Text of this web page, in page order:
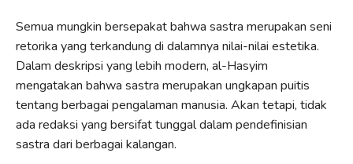
Semua mungkin bersepakat bahwa sastra merupakan seni
retorika yang terkandung di dalamnya nilai-nilai estetika.
Dalam deskripsi yang lebih modern, al-Hasyim
mengatakan bahwa sastra merupakan ungkapan puitis
tentang berbagai pengalaman manusia. Akan tetapi, tidak
ada redaksi yang bersifat tunggal dalam pendefinisian
sastra dari berbagai kalangan.